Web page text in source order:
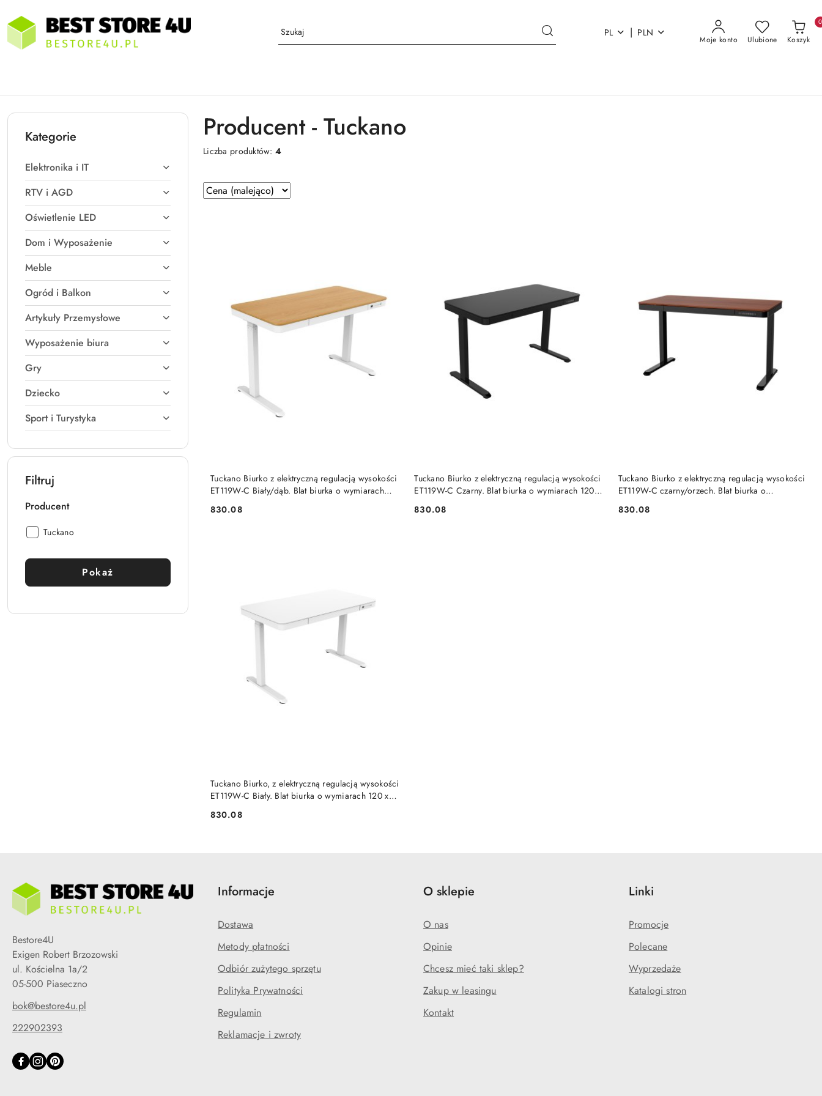
Przejdź do treści głównej
Przejdź do wyszukiwarki
Przejdź do moje konto
Przejdź do menu głównego
Przejdź do stopki
PL | PLN
Moje konto Ulubione Koszyk
0
Kategorie
Elektronika i IT
RTV i AGD
Oświetlenie LED
Dom i Wyposażenie
Meble
Ogród i Balkon
Artykuły Przemysłowe
Wyposażenie biura
Gry
Dziecko
Sport i Turystyka
Filtruj
Producent
Producent:
Tuckano
Pokaż
Producent - Tuckano
Liczba produktów:4
Zastosowano
sortowanie:
Sortuj
według
Tuckano Biurko z elektryczną regulacją wysokości
ET119W-C Biały/dąb. Blat biurka o wymiarach
Cena:
830.08
PRODUKT NIEDOSTĘPNY
Tuckano Biurko z elektryczną regulacją wysokości
ET119W-C Czarny. Blat biurka o wymiarach 120 x
Cena:
830.08
PRODUKT NIEDOSTĘPNY
Tuckano Biurko z elektryczną regulacją wysokości
ET119W-C czarny/orzech. Blat biurka o
Cena:
830.08
PRODUKT NIEDOSTĘPNY
Tuckano Biurko, z elektryczną regulacją wysokości
ET119W-C Biały. Blat biurka o wymiarach 120 x
Cena:
830.08
PRODUKT NIEDOSTĘPNY
Bestore4U
Exigen Robert Brzozowski
ul. Kościelna 1a/2
05-500 Piaseczno
bok@bestore4u.pl
222902393
Informacje
Dostawa
Metody płatności
Odbiór zużytego sprzętu
Polityka Prywatności
Regulamin
Reklamacje i zwroty
O sklepie
O nas
Opinie
Chcesz mieć taki sklep?
Zakup w leasingu
Kontakt
Linki
Promocje
Polecane
Wyprzedaże
Katalogi stron